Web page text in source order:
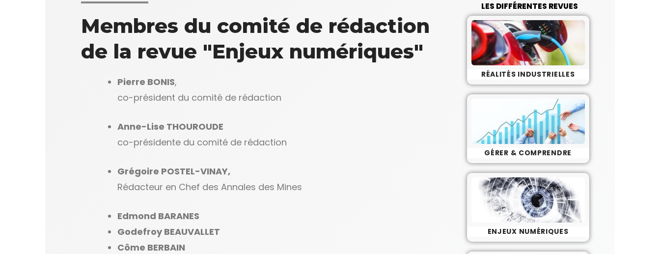
Membres du comité de rédaction
de la revue "Enjeux numériques"
Pierre BONIS,
co-président du comité de rédaction
Anne-Lise THOUROUDE
co-présidente du comité de rédaction
Grégoire POSTEL-VINAY,
Rédacteur en Chef des Annales des Mines
Edmond BARANES
Godefroy BEAUVALLET
Côme BERBAIN
LES DIFFÉRENTES REVUES
RÉALITÉS INDUSTRIELLES
GÉRER & COMPRENDRE
ENJEUX NUMÉRIQUES